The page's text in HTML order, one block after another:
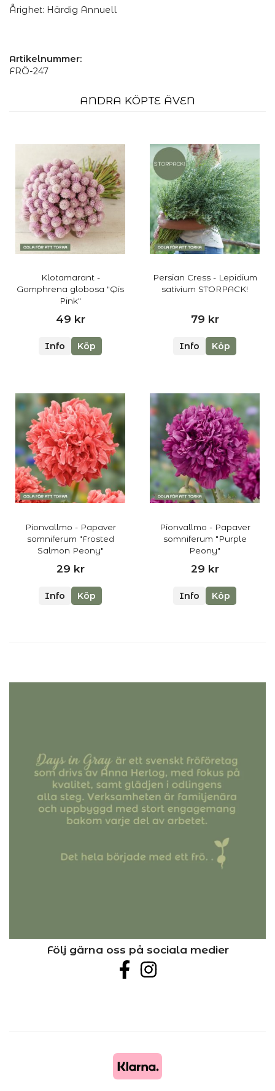
Årighet: Härdig Annuell
Artikelnummer:
FRÖ-247
ANDRA KÖPTE ÄVEN
Klotamarant -
Gomphrena globosa "Qis
Pink"
49 kr
Info Köp
Persian Cress - Lepidium
sativium STORPACK!
79 kr
Info Köp
Pionvallmo - Papaver
somniferum "Frosted
Salmon Peony"
29 kr
Info Köp
Pionvallmo - Papaver
somniferum "Purple
Peony"
29 kr
Info Köp
Följ gärna oss på sociala medier